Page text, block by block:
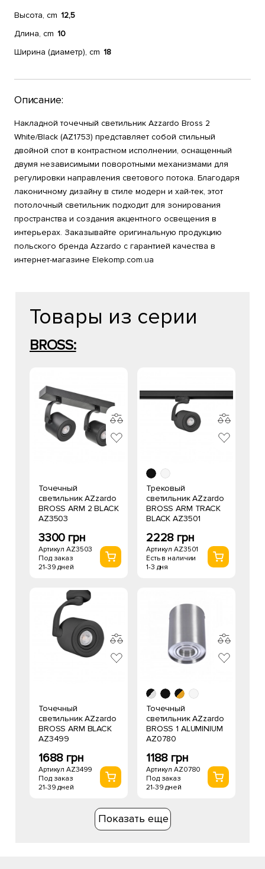
Высота, cm 12,5
Длина, cm 10
Ширина (диаметр), cm 18
Описание:
Накладной точечный светильник Azzardo Bross 2
White/Black (AZ1753) представляет собой стильный
двойной спот в контрастном исполнении, оснащенный
двумя независимыми поворотными механизмами для
регулировки направления светового потока. Благодаря
лаконичному дизайну в стиле модерн и хай-тек, этот
потолочный светильник подходит для зонирования
пространства и создания акцентного освещения в
интерьерах. Заказывайте оригинальную продукцию
польского бренда Azzardo с гарантией качества в
интернет-магазине Elekomp.com.ua
Товары из серии
BROSS:
Точечный
светильник AZzardo
BROSS ARM 2 BLACK
AZ3503
3300 грн
Артикул AZ3503
Под заказ
21-39 дней
Трековый
светильник AZzardo
BROSS ARM TRACK
BLACK AZ3501
2228 грн
Артикул AZ3501
Есть в наличии
1-3 дня
Точечный
светильник AZzardo
BROSS ARM BLACK
AZ3499
1688 грн
Артикул AZ3499
Под заказ
21-39 дней
Точечный
светильник AZzardo
BROSS 1 ALUMINIUM
AZ0780
1188 грн
Артикул AZ0780
Под заказ
21-39 дней
Показать еще